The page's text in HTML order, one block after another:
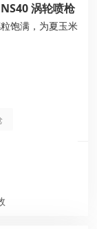
NS40 涡轮喷枪
饱满，为夏玉米